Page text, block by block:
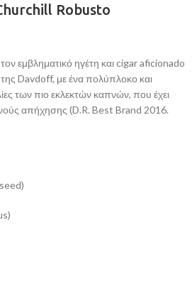
Robusto
εμβληματικό ηγέτη και cigar aficionado
της Davdoff, με ένα πολύπλοκο και
των πιο εκλεκτών καπνών, που έχει
απήχησης (D.R. Best Brand 2016.